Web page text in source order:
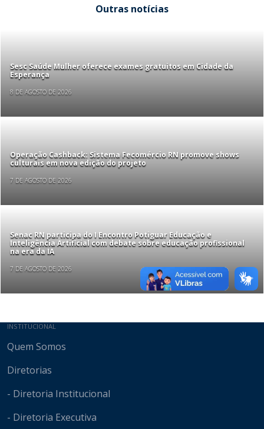
Outras notícias
Sesc Saúde Mulher oferece exames gratuitos em Cidade da
Esperança
8 DE AGOSTO DE 2026
Operação Cashback: Sistema Fecomércio RN promove shows
culturais em nova edição do projeto
7 DE AGOSTO DE 2026
Senac RN participa do I Encontro Potiguar Educação e
Inteligência Artificial com debate sobre educação profissional
na era da IA
7 DE AGOSTO DE 2026
Mapa do site
INSTITUCIONAL
Quem Somos
Diretorias
- Diretoria Institucional
- Diretoria Executiva